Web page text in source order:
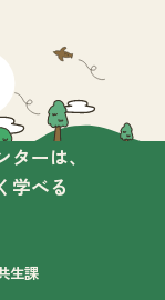
ーは、
学べる
生課